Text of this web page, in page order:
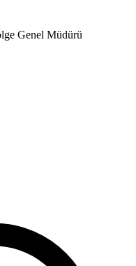
Genel Müdürü